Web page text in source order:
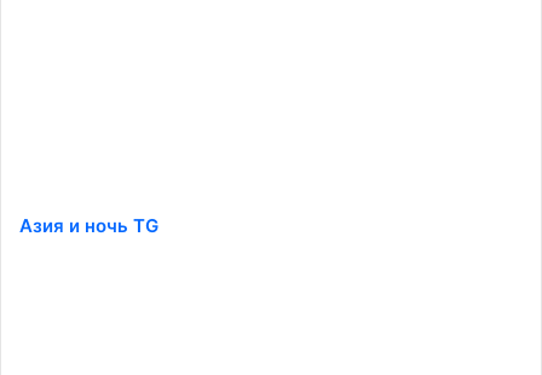
Азия и ночь TG